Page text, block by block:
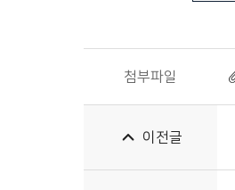
첨부파일
이전글